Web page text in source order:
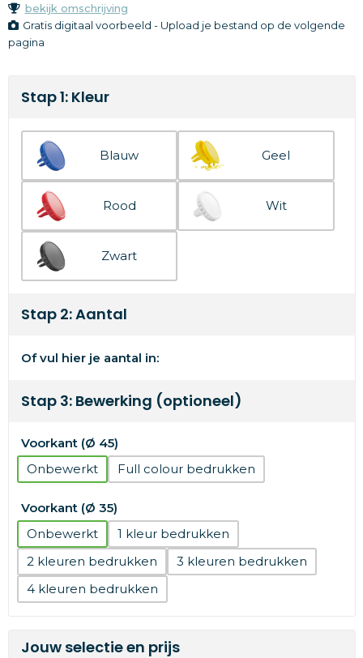
bekijk omschrijving
Gratis digitaal voorbeeld - Upload je bestand op de volgende
pagina
Stap 1: Kleur
Blauw Geel
Rood Wit
Zwart
Stap 2: Aantal
Of vul hier je aantal in:
Stap 3: Bewerking (optioneel)
Voorkant (Ø 45)
Onbewerkt
Full colour
Voorkant (Ø 35)
Onbewerkt
1
2
3
4
Jouw selectie en prijs